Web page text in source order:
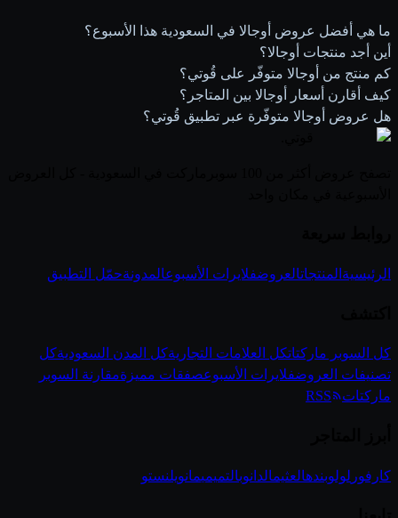
ما هي أفضل عروض أوجالا في السعودية هذا الأسبوع؟
أين أجد منتجات أوجالا؟
كم منتج من أوجالا متوفّر على قُوتي؟
كيف أقارن أسعار أوجالا بين المتاجر؟
هل عروض أوجالا متوفّرة عبر تطبيق قُوتي؟
الرئيسية المنتجاتالعروضفلايرات الأسبوعالمدونةحمّل التطبيق
كل السوبر ماركتاتكل العلامات التجاريةكل المدن السعوديةكل
تصنيفات العروضفلايرات الأسبوعصفقات مميزةمقارنة السوبر
ماركتات
RSS
كارفور لولوبندهالعثيمالدانوبالتميميمانويلنستو